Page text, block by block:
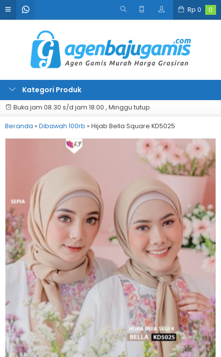
Rp 0 0
Kategori Produk
Buka jam 08.30 s/d jam 18.00 , Minggu tutup
Beranda » Dibawah 100rb » Hijab Bella Square KD5025